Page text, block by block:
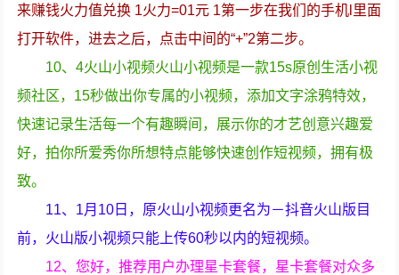
来赚钱火力值兑换 1火力=01元 1第一步在我们的手机l里面
打开软件，进去之后，点击中间的“+”2第二步。
10、4火山小视频火山小视频是一款15s原创生活小视
频社区，15秒做出你专属的小视频，添加文字涂鸦特效，
快速记录生活每一个有趣瞬间，展示你的才艺创意兴趣爱
好，拍你所爱秀你所想特点能够快速创作短视频，拥有极
致。
11、1月10日，原火山小视频更名为－抖音火山版目
前，火山版小视频只能上传60秒以内的短视频。
12、您好，推荐用户办理星卡套餐，星卡套餐对众多